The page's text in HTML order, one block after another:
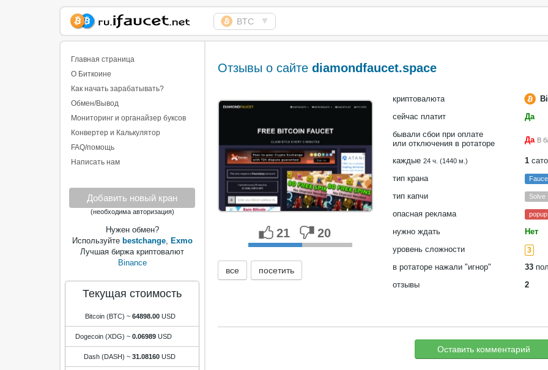
Сборщик Биткоина
самая большая
коллекция
BTC ▼
Главная страница
О Биткоине
Как начать зарабатывать?
Обмен/Вывод
Мониторинг и органайзер буксов
Конвертер и Калькулятор
FAQ/помощь
Написать нам
Добавить новый кран
(необходима авторизация)
Нужен обмен?
Используйте bestchange, Exmo
Лучшая биржа криптовалют
Binance
Текущая стоимость
Bitcoin (BTC) ~ 64898.00 USD
Dogecoin (XDG) ~ 0.06989 USD
Dash (DASH) ~ 31.08160 USD
Отзывы о сайте diamondfaucet.space
21 20
все посетить
криптовалюта
сейчас платит
Да
бывали сбои при оплате
или отключения в ротаторе
Да В
каждые 24 ч. (1440 м.) 1
тип крана
тип капчи Solve
опасная реклама popup
нужно ждать
Нет
уровень сложности
3
в ротаторе нажали "игнор" 33
отзывы
2
Оставить комментарий